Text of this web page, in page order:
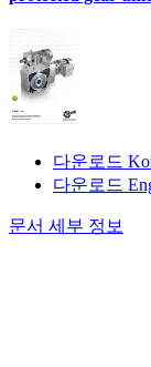
다운로드
다운로드
문서 세부 정보